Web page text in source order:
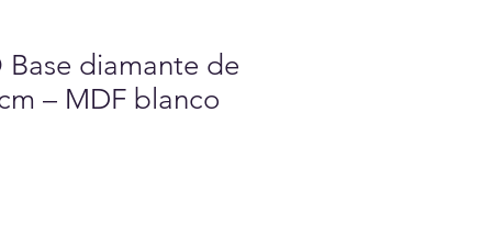
Base diamante de
– MDF blanco